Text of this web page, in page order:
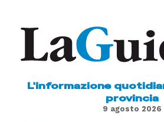
L'informazione
provincia
9 agosto 2026